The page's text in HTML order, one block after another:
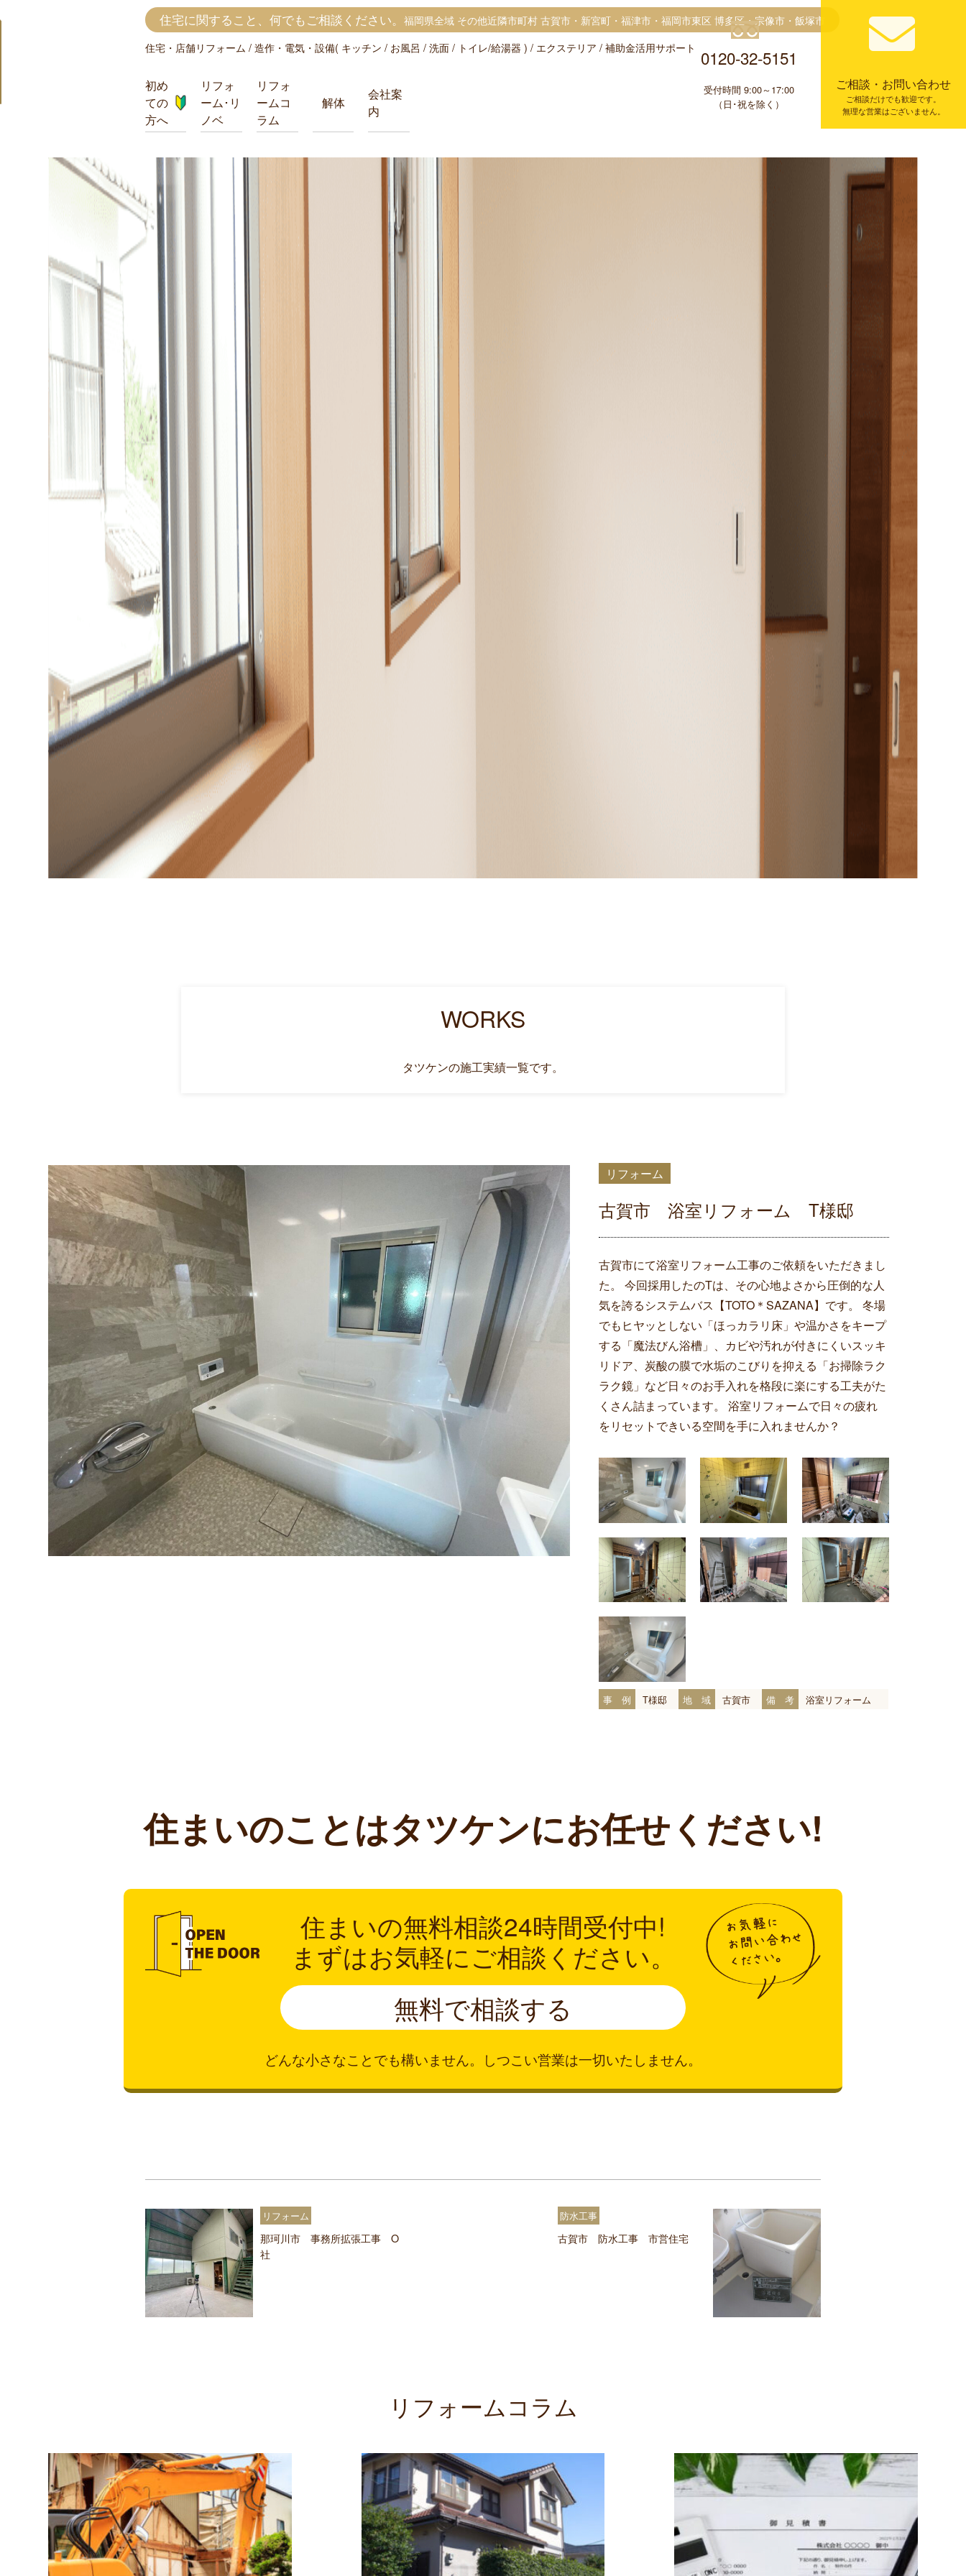
応
住宅に関すること、何でもご相談ください。 福岡県全域 その他近隣市町村 古賀市・新宮町・福津市・福岡市東区 博多区・宗像市・飯塚市
り
住宅・店舗リフォーム / 造作・電気・設備( キッチン / お風呂 / 洗面 / トイレ/給湯器 ) / エクステリア / 補助金活用サポート
初め
ての
方へ
リフォ
ーム･リ
ノベ
リフォ
ームコ
ラム
解体
会社案
内
0120-32-5151
受付時間 9:00～17:00
（日･祝を除く）
ご相談・お問い合わせ
ご相談だけでも歓迎です。
無理な営業はございません。
WORKS
タツケンの施工実績一覧です。
リフォーム
古賀市 浴室リフォーム T様邸
古賀市にて浴室リフォーム工事のご依頼をいただきまし
た。 今回採用したのTは、その心地よさから圧倒的な人
気を誇るシステムバス【TOTO＊SAZANA】です。 冬場
でもヒヤッとしない「ほっカラリ床」や温かさをキープ
する「魔法びん浴槽」、カビや汚れが付きにくいスッキ
リドア、炭酸の膜で水垢のこびりを抑える「お掃除ラク
ラク鏡」など日々のお手入れを格段に楽にする工夫がた
くさん詰まっています。 浴室リフォームで日々の疲れ
をリセットできいる空間を手に入れませんか？
事 例 T様邸 地 域 古賀市 備 考 浴室リフォーム
住まいのことはタツケンにお任せください!
住まいの無料相談24時間受付中!
まずはお気軽にご相談ください。
無料で相談する
どんな小さなことでも構いません。 しつこい営業は一切いたしません。
リフォーム
那珂川市 事務所拡張工事 O
社
防水工事
古賀市 防水工事 市営住宅
リフォームコラム